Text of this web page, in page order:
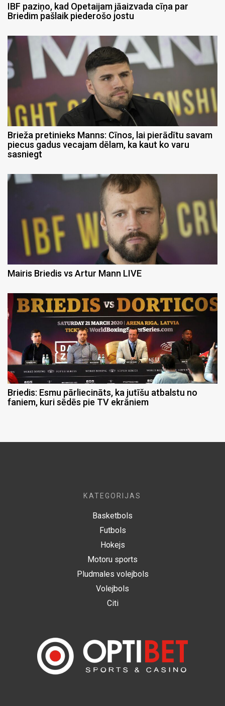
IBF paziņo, kad Opetaijam jāaizvada cīņa par
Briedim pašlaik piederošo jostu
Brieža pretinieks Manns: Cīnos, lai pierādītu savam
piecus gadus vecajam dēlam, ka kaut ko varu
sasniegt
Mairis Briedis vs Artur Mann LIVE
Briedis: Esmu pārliecināts, ka jutīšu atbalstu no
faniem, kuri sēdēs pie TV ekrāniem
KATEGORIJAS
Basketbols
Futbols
Hokejs
Motoru sports
Pludmales volejbols
Volejbols
Citi